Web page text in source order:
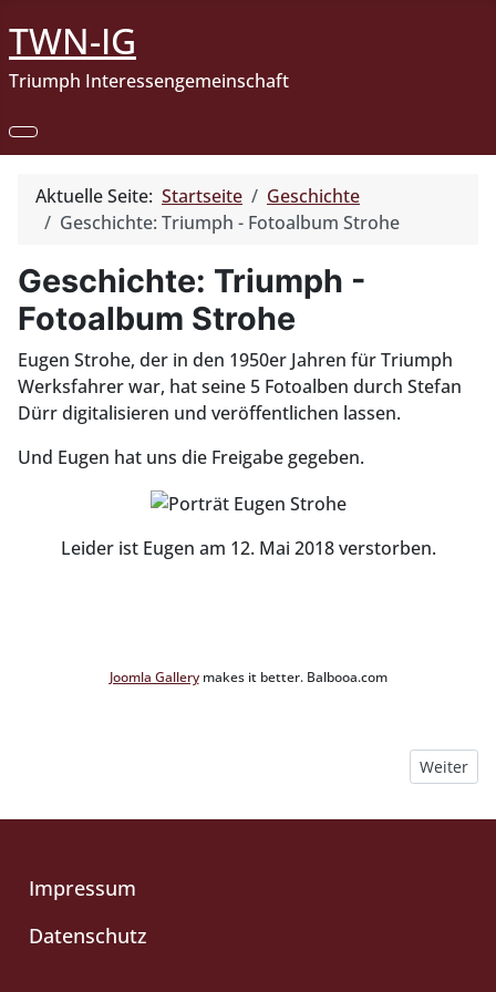
TWN-IG
Triumph Interessengemeinschaft
Aktuelle Seite: Startseite
Geschichte
Geschichte: Triumph - Fotoalbum Strohe
Geschichte: Triumph -
Fotoalbum Strohe
Eugen Strohe, der in den 1950er Jahren für Triumph
Werksfahrer war, hat seine 5 Fotoalben durch Stefan
Dürr digitalisieren und veröffentlichen lassen.
Und Eugen hat uns die Freigabe gegeben.
Leider ist Eugen am 12. Mai 2018 verstorben.
Joomla Gallerymakes it better. Balbooa.com
Nächster
Weiter
Impressum
Datenschutz